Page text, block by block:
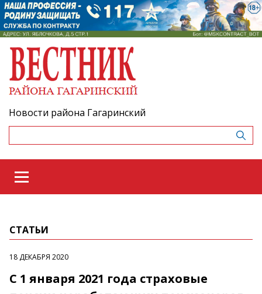
Новости района Гагаринский
СТАТЬИ
18 ДЕКАБРЯ 2020
С 1 января 2021 года страховые